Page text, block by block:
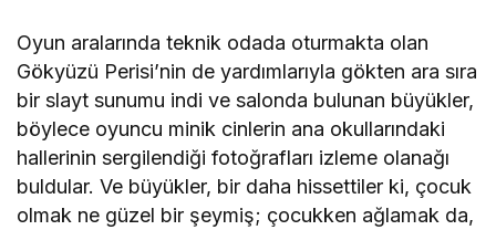
Oyun aralarında teknik odada oturmakta olan
Gökyüzü Perisi’nin de yardımlarıyla gökten ara sıra
bir slayt sunumu indi ve salonda bulunan büyükler,
böylece oyuncu minik cinlerin ana okullarındaki
hallerinin sergilendiği fotoğrafları izleme olanağı
buldular. Ve büyükler, bir daha hissettiler ki, çocuk
olmak ne güzel bir şeymiş; çocukken ağlamak da,